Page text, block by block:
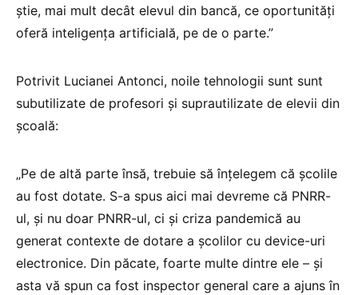
știe, mai mult decât elevul din bancă, ce oportunități
oferă inteligența artificială, pe de o parte.”
Potrivit Lucianei Antonci, noile tehnologii sunt sunt
subutilizate de profesori și suprautilizate de elevii din
școală:
„Pe de altă parte însă, trebuie să înțelegem că școlile
au fost dotate. S-a spus aici mai devreme că PNRR-
ul, și nu doar PNRR-ul, ci și criza pandemică au
generat contexte de dotare a școlilor cu device-uri
electronice. Din păcate, foarte multe dintre ele – și
asta vă spun ca fost inspector general care a ajuns în